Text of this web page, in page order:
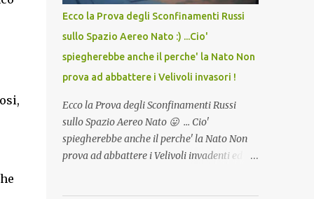
Ambiente"! Riproponiamo l'articolo per NON
Ecco la Prova degli Sconfinamenti Russi
sullo Spazio Aereo Nato :) ...Cio'
spiegherebbe anche il perche' la Nato Non
prova ad abbattere i Velivoli invasori !
Ecco la Prova degli Sconfinamenti Russi
sullo Spazio Aereo Nato 😛 ... Cio'
spiegherebbe anche il perche' la Nato Non
prova ad abbattere i Velivoli invadenti ed